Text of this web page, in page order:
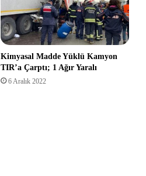
Kimyasal Madde Yüklü Kamyon
TIR’a Çarptı; 1 Ağır Yaralı
6 Aralık 2022